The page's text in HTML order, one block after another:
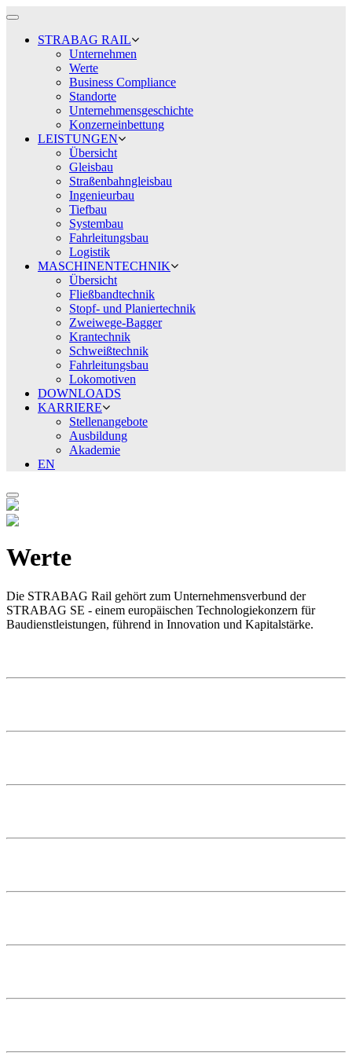
Toggle
navigationSTRABAG RAIL
Unternehmen
Werte
Business Compliance
Standorte
Unternehmensgeschichte
Konzerneinbettung
LEISTUNGEN
Übersicht
Gleisbau
Straßenbahngleisbau
Ingenieurbau
Tiefbau
Systembau
Fahrleitungsbau
Logistik
MASCHINENTECHNIK
Übersicht
Fließbandtechnik
Stopf- und Planiertechnik
Zweiwege-Bagger
Krantechnik
Schweißtechnik
Fahrleitungsbau
Lokomotiven
DOWNLOADS
KARRIERE
Stellenangebote
Ausbildung
Akademie
EN
Werte
Die STRABAG Rail gehört zum Unternehmensverbund der
STRABAG SE - einem europäischen Technologiekonzern für
Baudienstleistungen, führend in Innovation und Kapitalstärke.